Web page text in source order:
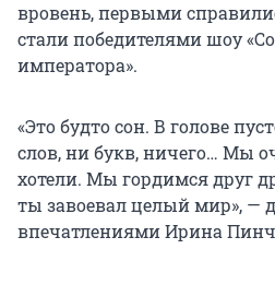
вровень, первыми
стали победителями шоу
императора».
«Это будто сон. В голове
слов, ни букв, ничего… Мы
хотели. Мы гордимся друг
ты завоевал целый мир», —
впечатлениями Ирина